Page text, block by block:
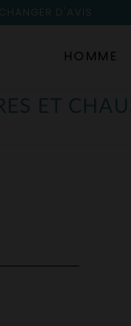
D'AVIS
HOMME
ET